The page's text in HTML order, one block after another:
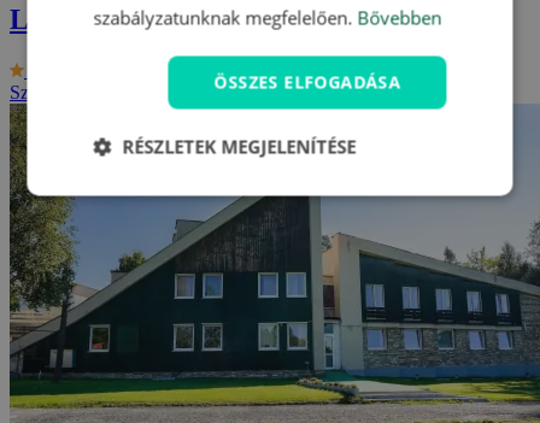
Luxus pihenés a Lomnici-csúcsnál
Aplend Hotel Kukučka ****
Szlovákia - Tátra
2 fő részére, 3-tól 8 napig
szabályzatunknak megfelelően. Bővebben
ÖSSZES ELFOGADÁSA
RÉSZLETEK MEGJELENÍTÉSE